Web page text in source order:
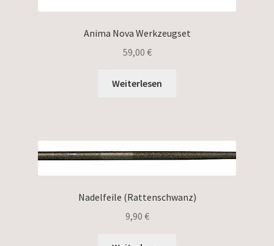
Anima Nova Werkzeugset
59,00 €
Weiterlesen
Nadelfeile (Rattenschwanz)
9,90 €